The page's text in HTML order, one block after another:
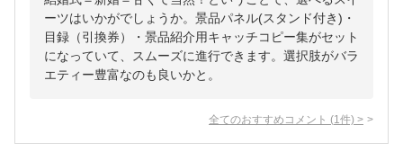
ーツはいかがでしょうか。景品パネル(スタンド付き)・
目録（引換券）・景品紹介用キャッチコピー集がセット
になっていて、スムーズに進行できます。選択肢がバラ
エティー豊富なのも良いかと。
全てのおすすめコメント (1 件) >